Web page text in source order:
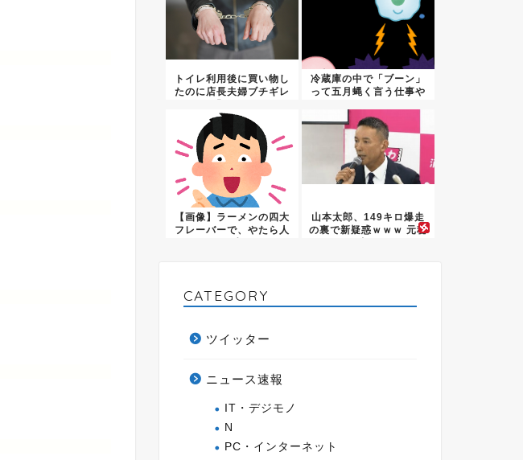
トイレ利用後に買い物し
たのに店長夫婦ブチギレ
冷蔵庫の中で「ブーン」
って五月蝿く言う仕事や
【画像】ラーメンの四大
フレーバーで、やたら人
山本太郎、149キロ爆走
の裏で新疑惑ｗｗｗ 元秘
CATEGORY
ツイッター
ニュース速報
IT・デジモノ
N
PC・インターネット